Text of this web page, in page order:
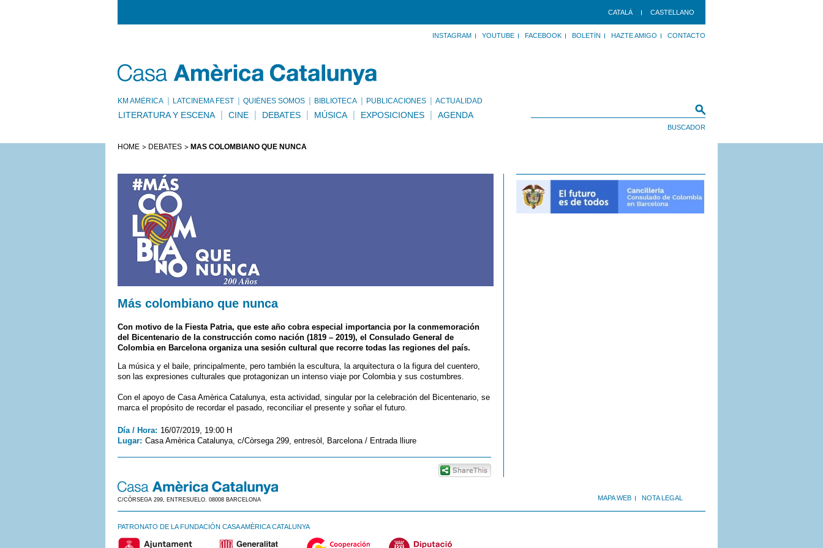
CATALÀ CASTELLANO
INSTAGRAM YOUTUBE FACEBOOK BOLETÍN HAZTE AMIGO CONTACTO
KM AMÈRICA LATCINEMA FEST QUIÉNES SOMOS BIBLIOTECA PUBLICACIONES ACTUALIDAD
LITERATURA Y ESCENA CINE DEBATES MÚSICA EXPOSICIONES AGENDA
HOME DEBATES MÁS COLOMBIANO QUE NUNCA
Más colombiano que nunca
Con motivo de la Fiesta Patria, que este año cobra especial importancia por la conmemoración
del Bicentenario de la construcción como nación (1819 – 2019), el Consulado General de
Colombia en Barcelona organiza una sesión cultural que recorre todas las regiones del país.
La música y el baile, principalmente, pero también la escultura, la arquitectura o la figura del cuentero,
son las expresiones culturales que protagonizan un intenso viaje por Colombia y sus costumbres.
Con el apoyo de Casa Amèrica Catalunya, esta actividad, singular por la celebración del Bicentenario, se
marca el propósito de recordar el pasado, reconciliar el presente y soñar el futuro.
Día / Hora: 16/07/2019, 19:00 H
Lugar: Casa Amèrica Catalunya, c/Còrsega 299, entresòl, Barcelona / Entrada lliure
MAPA WEB NOTA LEGAL
C/CÒRSEGA 299, ENTRESUELO. 08008 BARCELONA
PATRONATO DE LA FUNDACIÓN CASA AMÈRICA CATALUNYA